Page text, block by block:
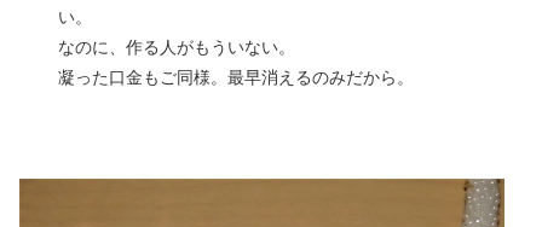
い。
なのに、作る人がもういない。
凝った口金もご同様。最早消えるのみだから。